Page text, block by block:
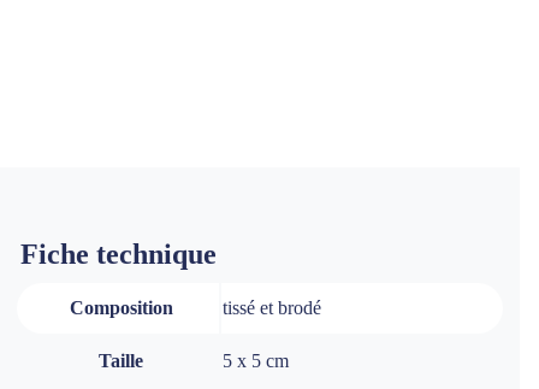
Fiche technique
Composition tissé et brodé
Taille 5 x 5 cm